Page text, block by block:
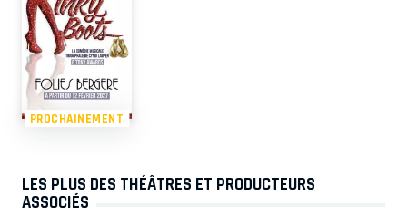
PROCHAINEMENT
LES PLUS DES THÉÂTRES ET PRODUCTEURS
ASSOCIÉS